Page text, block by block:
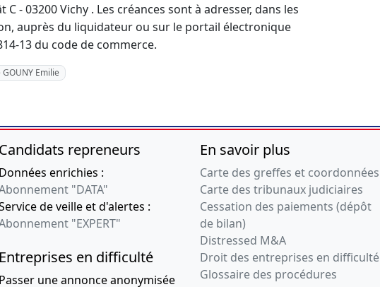
C - 03200 Vichy . Les créances sont à adresser, dans les
auprès du liquidateur ou sur le portail électronique
13 du code de commerce.
GOUNY Emilie
Candidats repreneurs
Données enrichies :
"DATA"
de veille et d'alertes :
"EXPERT"
Entreprises en difficulté
Passer une annonce anonymisée
En savoir plus
Carte des greffes et coordonnées
Carte des tribunaux judiciaires
Cessation des paiements (dépôt
de bilan)
Distressed M&A
Droit des entreprises en difficulté
Glossaire des procédures